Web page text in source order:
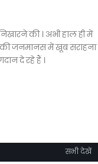
की । अभी हाल ही में
जनमानस में खूब सराहना
दे रहे हैं ।
सभी देखें